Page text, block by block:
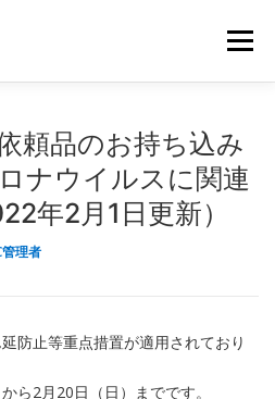
メニュ
お問い合わせ
頼品のお持ち込み
ナウイルスに関連
年2月1日更新）
管理者
防止等重点措置が適用されており
ら2月20日（日）までです。